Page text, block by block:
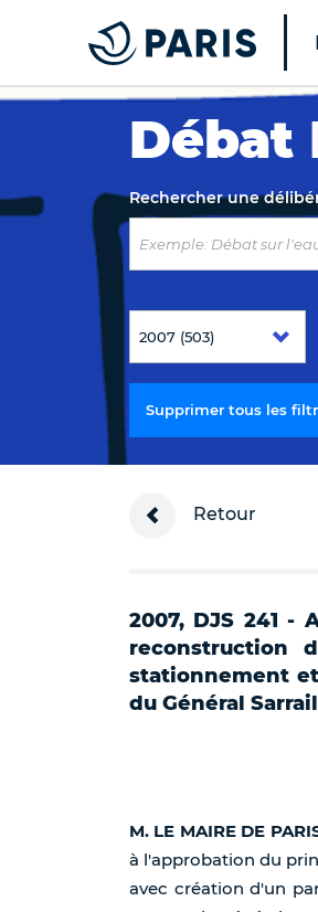
Top of the
Débat
Rechercher une
Supprimer tous les
Retour
2007, DJS 241
reconstruction
stationnement
du Général
M. LE MAIRE DE
à l'approbation du
avec création d'un